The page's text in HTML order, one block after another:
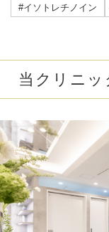
#イソトレチノイン
当クリニ